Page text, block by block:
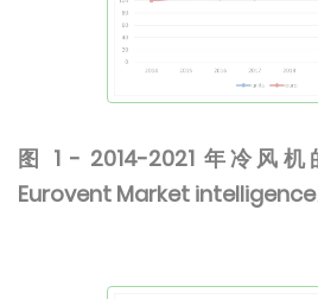
图 1 - 2014-2021 年冷风
Eurovent Market intelligence